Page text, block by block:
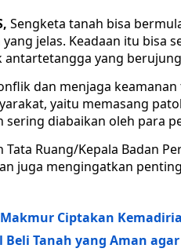
Sengketa tanah bisa
jelas. Keadaan itu
yang
dan menjaga
yaitu memasang
sering diabaikan oleh para
Ruang/Kepala Badan
juga mengingatkan
Ciptakan
Beli Tanah yang Aman